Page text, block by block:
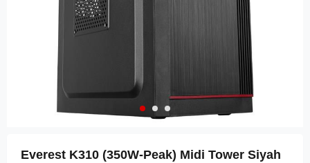
Everest K310 (350W-Peak) Midi Tower Siyah